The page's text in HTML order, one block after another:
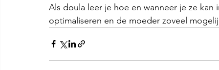
Als doula leer je hoe en wanneer je ze
optimaliseren en de moeder zoveel